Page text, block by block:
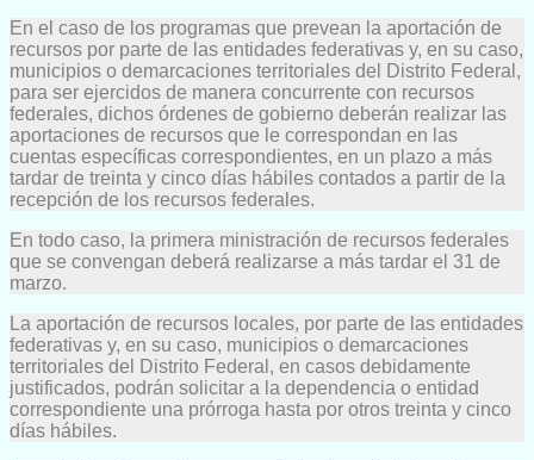
En el caso de los programas que prevean la aportación de
recursos por parte de las entidades federativas y, en su caso,
municipios o demarcaciones territoriales del Distrito Federal,
para ser ejercidos de manera concurrente con recursos
federales, dichos órdenes de gobierno deberán realizar las
aportaciones de recursos que le correspondan en las
cuentas específicas correspondientes, en un plazo a más
tardar de treinta y cinco días hábiles contados a partir de la
recepción de los recursos federales.
En todo caso, la primera ministración de recursos federales
que se convengan deberá realizarse a más tardar el 31 de
marzo.
La aportación de recursos locales, por parte de las entidades
federativas y, en su caso, municipios o demarcaciones
territoriales del Distrito Federal, en casos debidamente
justificados, podrán solicitar a la dependencia o entidad
correspondiente una prórroga hasta por otros treinta y cinco
días hábiles.